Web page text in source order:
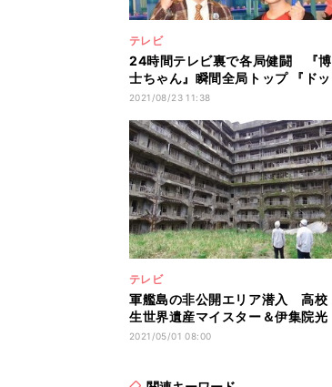
テレビ
24時間テレビ裏で各局健闘 『博
士ちゃん』瞬間全局トップ 『ドッ
キリGP』トレンド1位
2021/08/23 11:38
テレビ
軍艦島の非公開エリア潜入 高校
生世界遺産マイスター＆伊集院光
がレポート
2021/05/01 08:00